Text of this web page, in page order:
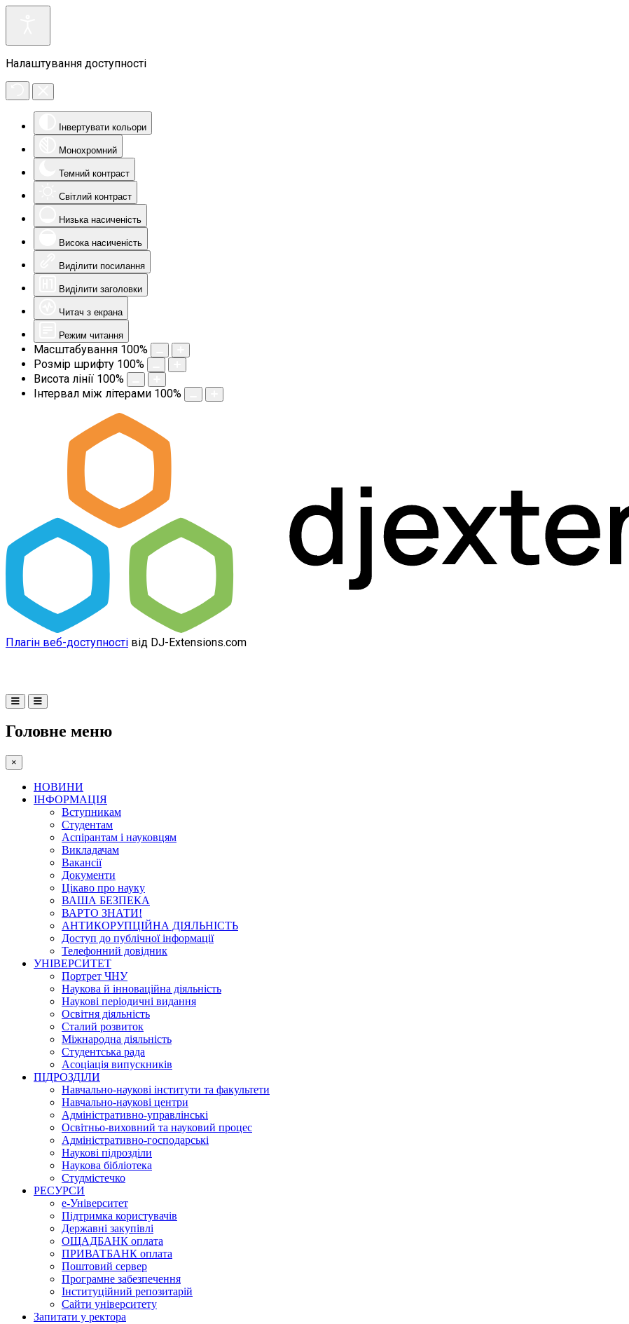
Налаштування доступності
Інвертувати кольори
Монохромний
Темний контраст
Світлий контраст
Низька насиченість
Висока насиченість
Виділити посилання
Виділити заголовки
Читач з екрана
Режим читання
Масштабування 100%
Розмір шрифту 100%
Висота лінії 100%
Інтервал між літерами 100%
Плагін веб-доступності від DJ-Extensions.com
Головне меню
×
НОВИНИ
ІНФОРМАЦІЯ
Вступникам
Студентам
Аспірантам і науковцям
Викладачам
Вакансії
Документи
Цікаво про науку
ВАША БЕЗПЕКА
ВАРТО ЗНАТИ!
АНТИКОРУПЦІЙНА ДІЯЛЬНІСТЬ
Доступ до публічної інформації
Телефонний довідник
УНІВЕРСИТЕТ
Портрет ЧНУ
Наукова й інноваційна діяльність
Наукові періодичні видання
Освітня діяльність
Сталий розвиток
Міжнародна діяльність
Студентська рада
Асоціація випускників
ПІДРОЗДІЛИ
Навчально-наукові інститути та факультети
Навчально-наукові центри
Адміністративно-управлінські
Освітньо-виховний та науковий процес
Адміністративно-господарські
Наукові підрозділи
Наукова бібліотека
Студмістечко
РЕСУРСИ
е-Університет
Підтримка користувачів
Державні закупівлі
ОЩАДБАНК оплата
ПРИВАТБАНК оплата
Поштовий сервер
Програмне забезпечення
Інституційний репозитарій
Сайти університету
Запитати у ректора